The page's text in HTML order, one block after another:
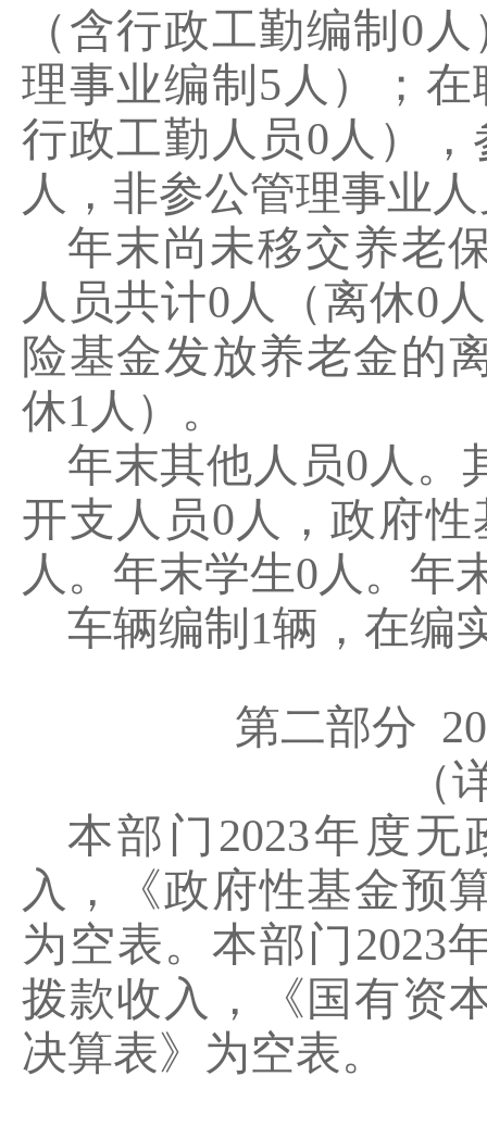
（含行政工勤编制 0
理事业编制 5 人）；
行政工勤人员0 人）
人，非参公管理事业
年末尚未移交养老
人员共计0人（离休0
险基金发放养老金的
休1 人）。
年末其他人员0 人。
开支人员0 人，政府
人。年末学生0人。年
车辆编制 1辆，在编
第二部分
（
本部门 2023年度无
入，《政府性基金预
为空表。本部门2023
拨款收入，《国有资
决算表》为空表。